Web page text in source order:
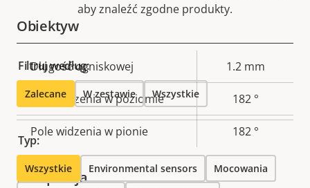
Obiektyw
Opis
nieruchomości
nieruchomości
Długość ogniskowej 1.2 mm
Pole widzenia w poziomie 182 °
Pole widzenia w pionie 182 °
Kompresja
aby znaleźć zgodne produkty.
Filtruj według:
Zalecane W zestawie Wszystkie
Typ:
Wszystkie Environmental sensors Mocowania